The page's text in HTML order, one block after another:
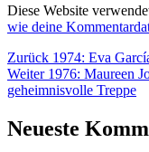
Diese Website
wie deine
Zurück Vorheriger
Beitrag:
1974: Eva
Weiter Nächster
Beitrag:
1976: Maureen
geheimnisvolle Treppe
Neueste